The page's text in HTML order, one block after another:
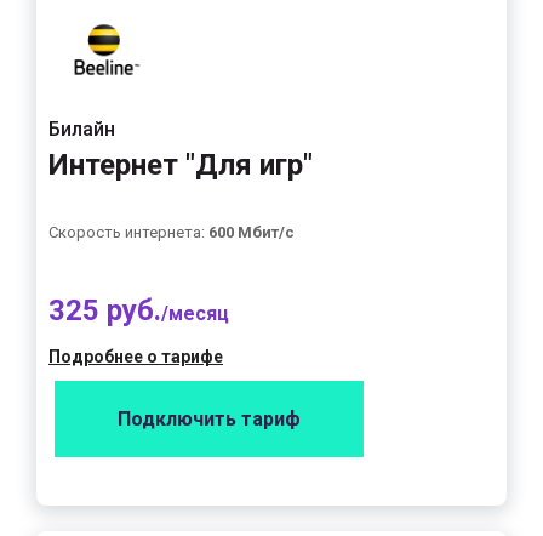
Билайн
Интернет "Для игр"
Скорость интернета: 600 Мбит/с
325 руб./месяц
Подробнее о тарифе
Подключить тариф